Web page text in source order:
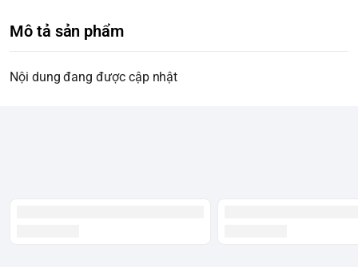
Mô tả sản phẩm
Nội dung đang được cập nhật